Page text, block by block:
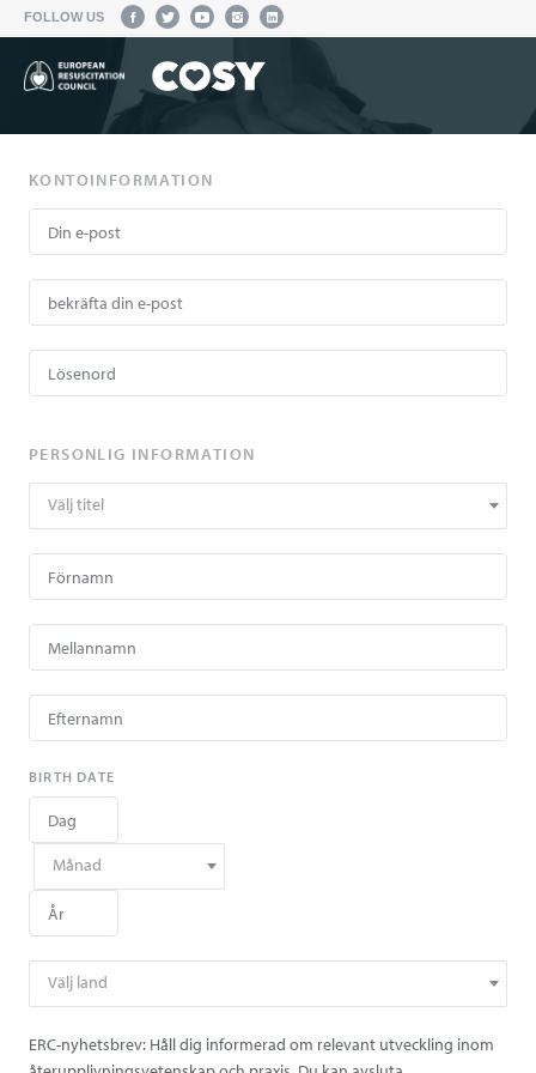
FOLLOW US
KONTOINFORMATION
PERSONLIG INFORMATION
Välj titel
BIRTH DATE
Månad
Välj land
ERC-nyhetsbrev: Håll dig informerad om relevant utveckling inom